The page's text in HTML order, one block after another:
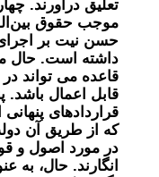
تعلیق درآورند.
موجب حقوق
حسن نیت بر
داشته است. حال
قاعده می تواند در
قابل اعمال باشد.
قراردادهای
که از طریق آن
در مورد اصول و
انگارند. حال، به